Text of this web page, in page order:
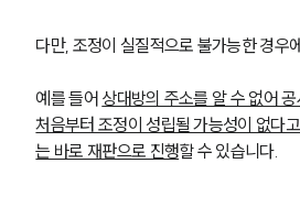
다만, 조정이 실질적으로 불가능한 경우
예를 들어 상대방의 주소를 알 수 없어
처음부터 조정이 성립될 가능성이 없다
는 바로 재판으로 진행할 수 있습니다.